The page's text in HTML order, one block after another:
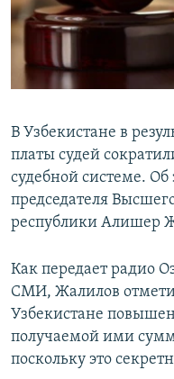
В Узбекистане в
платы судей
судебной системе.
председателя
республики Алишер
Как передает радио
СМИ, Жалилов
Узбекистане
получаемой ими
поскольку это